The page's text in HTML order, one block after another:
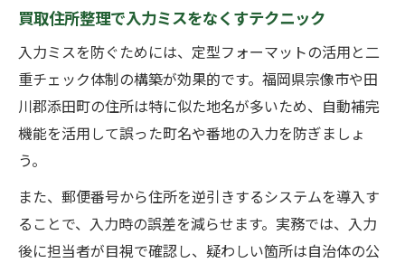
買取住所整理で入力ミスをなくすテクニック
入力ミスを防ぐためには、定型フォーマットの活用と二
重チェック体制の構築が効果的です。福岡県宗像市や田
川郡添田町の住所は特に似た地名が多いため、自動補完
機能を活用して誤った町名や番地の入力を防ぎましょ
う。
また、郵便番号から住所を逆引きするシステムを導入す
ることで、入力時の誤差を減らせます。実務では、入力
後に担当者が目視で確認し、疑わしい箇所は自治体の公